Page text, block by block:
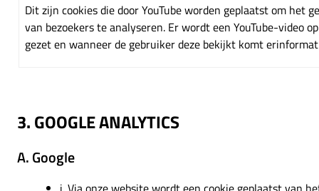
Dit zijn cookies die door YouTube worden geplaatst om het
van bezoekers te analyseren. Er wordt een YouTube-video
gezet en wanneer de gebruiker deze bekijkt komt
3. GOOGLE ANALYTICS
A. Google